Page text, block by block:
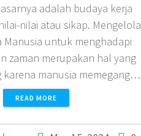
adalah budaya kerja
nilai atau sikap. Mengelola
Manusia untuk menghadapi
zaman merupakan hal yang
karena manusia memegang…
READ MORE